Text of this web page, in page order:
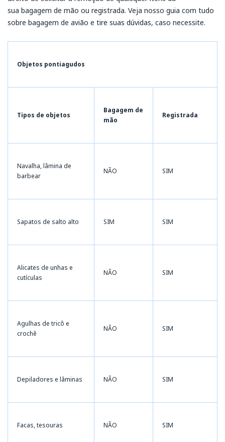
sua bagagem de mão ou registrada. Veja nosso guia com tudo
sobre bagagem de avião e tire suas dúvidas, caso necessite.
Objetos pontiagudos
Tipos de objetos
Bagagem de
mão
Registrada
Navalha, lâmina de
barbear
NÃO SIM
Sapatos de salto alto SIM SIM
Alicates de unhas e
cutículas
NÃO SIM
Agulhas de tricô e
crochê
NÃO SIM
Depiladores e lâminas NÃO SIM
Facas, tesouras NÃO SIM